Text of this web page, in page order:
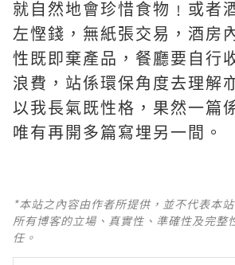
就自然地會珍惜食物﹗或者
左慳錢，無紙張交易，酒房
性既即棄產品，餐廳要自行
浪費，站係環保角度去理解
以我長氣既性格，果然一篇
唯有再開多篇寫埋另一間。
*本站之內容由作者所提供，並不代表本
所有博客的立場、真實性、準確性及完整
任。